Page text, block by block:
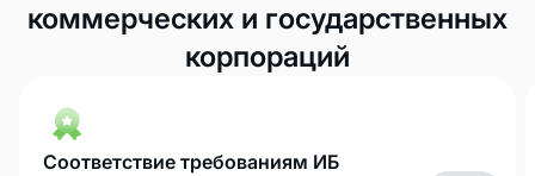
коммерческих и государственных
корпораций
Соответствие требованиям ИБ